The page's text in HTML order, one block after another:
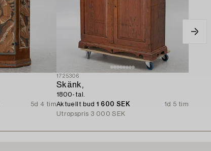
5d 4 tim
1725306
Skänk,
1800-tal.
Aktuellt bud 1 600 SEK
1d 5 tim
Utropspris 3 000 SEK